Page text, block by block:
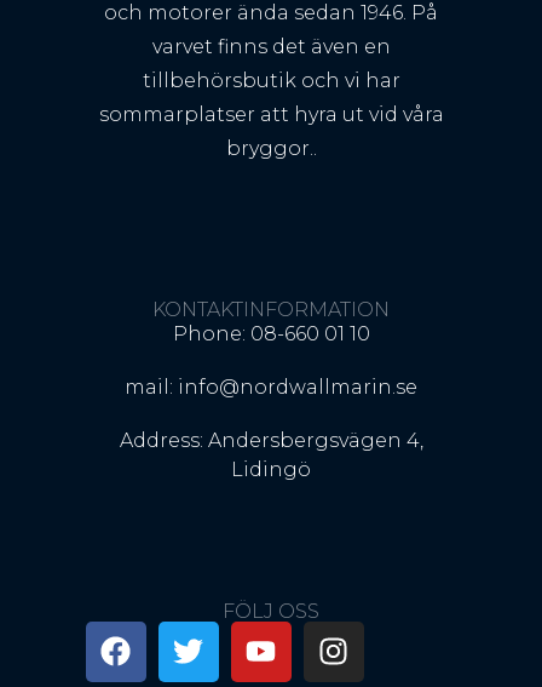
och motorer ända sedan 1946. På
varvet finns det även en
tillbehörsbutik och vi har
sommarplatser att hyra ut vid våra
bryggor..
KONTAKTINFORMATION
Phone: 08-660 01 10
mail: info@nordwallmarin.se
Address: Andersbergsvägen 4,
Lidingö
FÖLJ OSS